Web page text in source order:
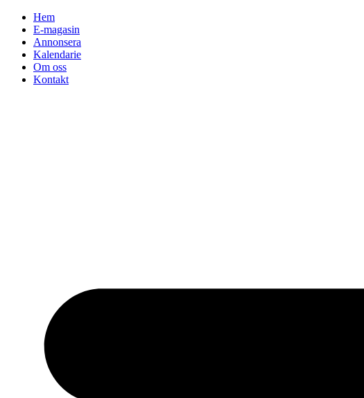
Hoppa
innehåll
Hem
E-magasin
Annonsera
Kalendarie
Om oss
Kontakt